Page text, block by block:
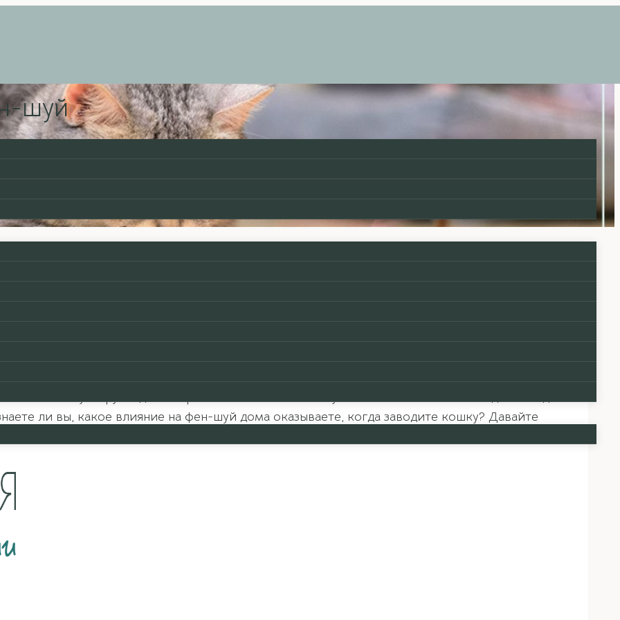
шуй
рядом с людьми. В древности их считали мистическими существами, приписывали им
с целительством (символом врачей в Древнем Египте была черная кошка), во многих местах
По всему миру люди смотрят на смешных котов и умиляются. Множество людей заводят
ли вы, какое влияние на фен-шуй дома оказываете, когда заводите кошку? Давайте